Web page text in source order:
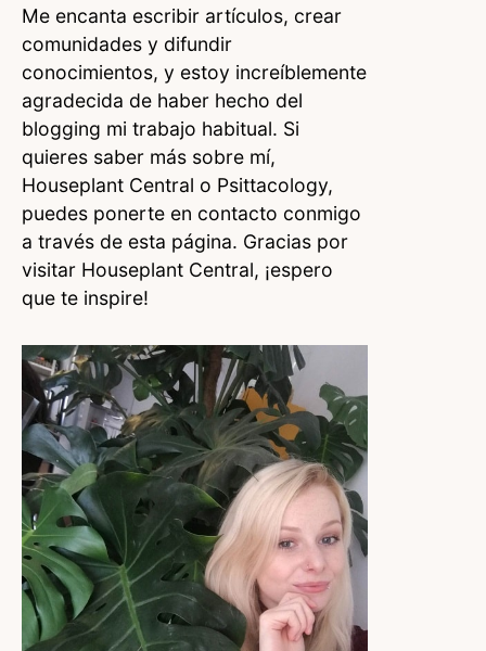
Me encanta escribir artículos, crear
comunidades y difundir
conocimientos, y estoy increíblemente
agradecida de haber hecho del
blogging mi trabajo habitual. Si
quieres saber más sobre mí,
Houseplant Central o Psittacology,
puedes ponerte en contacto conmigo
a través de esta página. Gracias por
visitar Houseplant Central, ¡espero
que te inspire!